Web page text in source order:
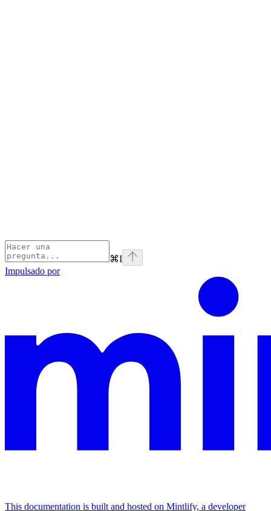
⌘I
Impulsado por
This documentation is built and hosted on Mintlify, a developer